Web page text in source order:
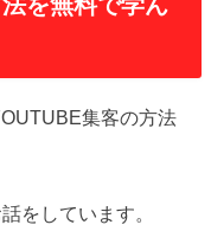
集客の方法
をしています。